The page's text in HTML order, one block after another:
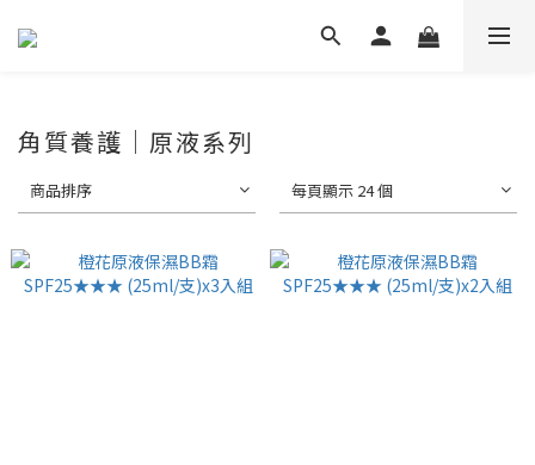
角質養護｜原液系列
商品排序 每頁顯示 24 個